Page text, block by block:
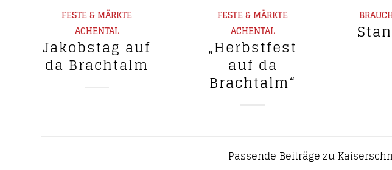
FESTE & MÄRKTE
ACHENTAL
Jakobstag auf
da Brachtalm
FESTE & MÄRKTE
ACHENTAL
„Herbstfest
auf da
Brachtalm“
Passende Beiträge zu